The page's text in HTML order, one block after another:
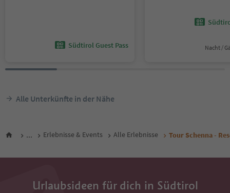
Südtirol Guest Pass Nacht /
Alle Unterkünfte in der Nähe
... Erlebnisse & Events Alle Erlebnisse Tour Schenna -
Urlaubsideen für dich in Südtirol